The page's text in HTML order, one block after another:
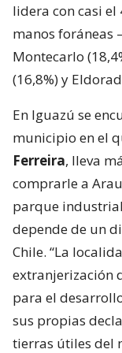
lidera con casi
manos
Montecarlo
(16,8%) y
En Iguazú se
municipio en el
Ferreira, lleva
comprarle a
parque
depende de un
Chile. “La
extranjerización
para el
sus propias
tierras útiles del